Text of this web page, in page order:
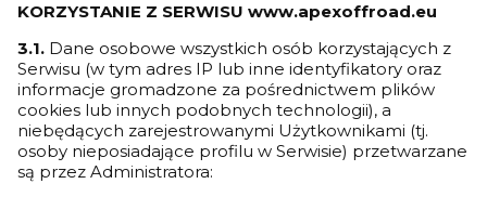
KORZYSTANIE Z SERWISU www.apexoffroad.eu
3.1. Dane osobowe wszystkich osób korzystających z
Serwisu (w tym adres IP lub inne identyfikatory oraz
informacje gromadzone za pośrednictwem plików
cookies lub innych podobnych technologii), a
niebędących zarejestrowanymi Użytkownikami (tj.
osoby nieposiadające profilu w Serwisie) przetwarzane
są przez Administratora: